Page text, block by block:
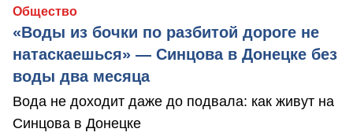
Общество
«Воды из бочки по разбитой дороге не
натаскаешься» — Синцова в Донецке без
воды два месяца
Вода не доходит даже до подвала: как живут на
Синцова в Донецке